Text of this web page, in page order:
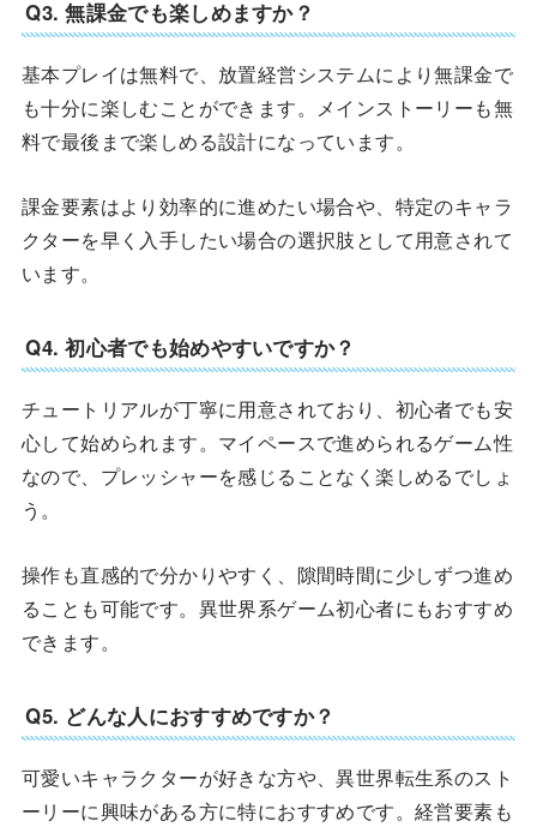
Q3. 無課金でも楽しめますか？
基本プレイは無料で、放置経営システムにより無課金で
も十分に楽しむことができます。メインストーリーも無
料で最後まで楽しめる設計になっています。
課金要素はより効率的に進めたい場合や、特定のキャラ
クターを早く入手したい場合の選択肢として用意されて
います。
Q4. 初心者でも始めやすいですか？
チュートリアルが丁寧に用意されており、初心者でも安
心して始められます。マイペースで進められるゲーム性
なので、プレッシャーを感じることなく楽しめるでしょ
う。
操作も直感的で分かりやすく、隙間時間に少しずつ進め
ることも可能です。異世界系ゲーム初心者にもおすすめ
できます。
Q5. どんな人におすすめですか？
可愛いキャラクターが好きな方や、異世界転生系のスト
ーリーに興味がある方に特におすすめです。経営要素も